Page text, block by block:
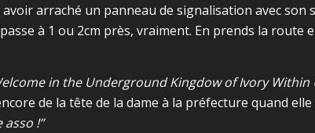
arraché un panneau de signalisation avec son
à 1 ou 2cm près, vraiment. En prends la route
in the Underground Kingdow of Ivory Within
de la tête de la dame à la préfecture quand
!”